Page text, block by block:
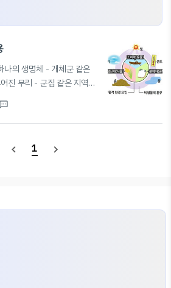
나의 생명체 - 개체군 같은
진 무리 - 군집 같은 지역에
시스템 생태계의 구성 요
자, 분해자: 생태계 내의 모
장에 필요한 물질, 에너지,
향 ⚡️ 빛 - 빛의 세기 & 파장
textsms
navigate_before 1 navigate_next